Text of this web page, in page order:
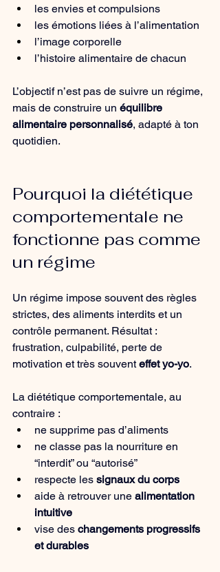
les envies et compulsions
les émotions liées à l’alimentation
l’image corporelle
l’histoire alimentaire de chacun
L’objectif n’est pas de suivre un régime,
mais de construire un équilibre
alimentaire personnalisé, adapté à ton
quotidien.
Pourquoi la diététique
comportementale ne
fonctionne pas comme
un régime
Un régime impose souvent des règles
strictes, des aliments interdits et un
contrôle permanent. Résultat :
frustration, culpabilité, perte de
motivation et très souvent effet yo-yo.
La diététique comportementale, au
contraire :
ne supprime pas d’aliments
ne classe pas la nourriture en
“interdit” ou “autorisé”
respecte les signaux du corps
aide à retrouver une alimentation
intuitive
vise des changements progressifs
et durables